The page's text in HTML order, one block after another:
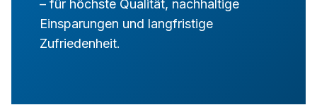
– für höchste Qualität, nachhaltige
Einsparungen und langfristige
Zufriedenheit.